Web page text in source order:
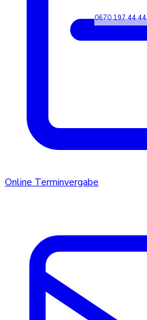
0670 197 44 44
Online Terminvergabe